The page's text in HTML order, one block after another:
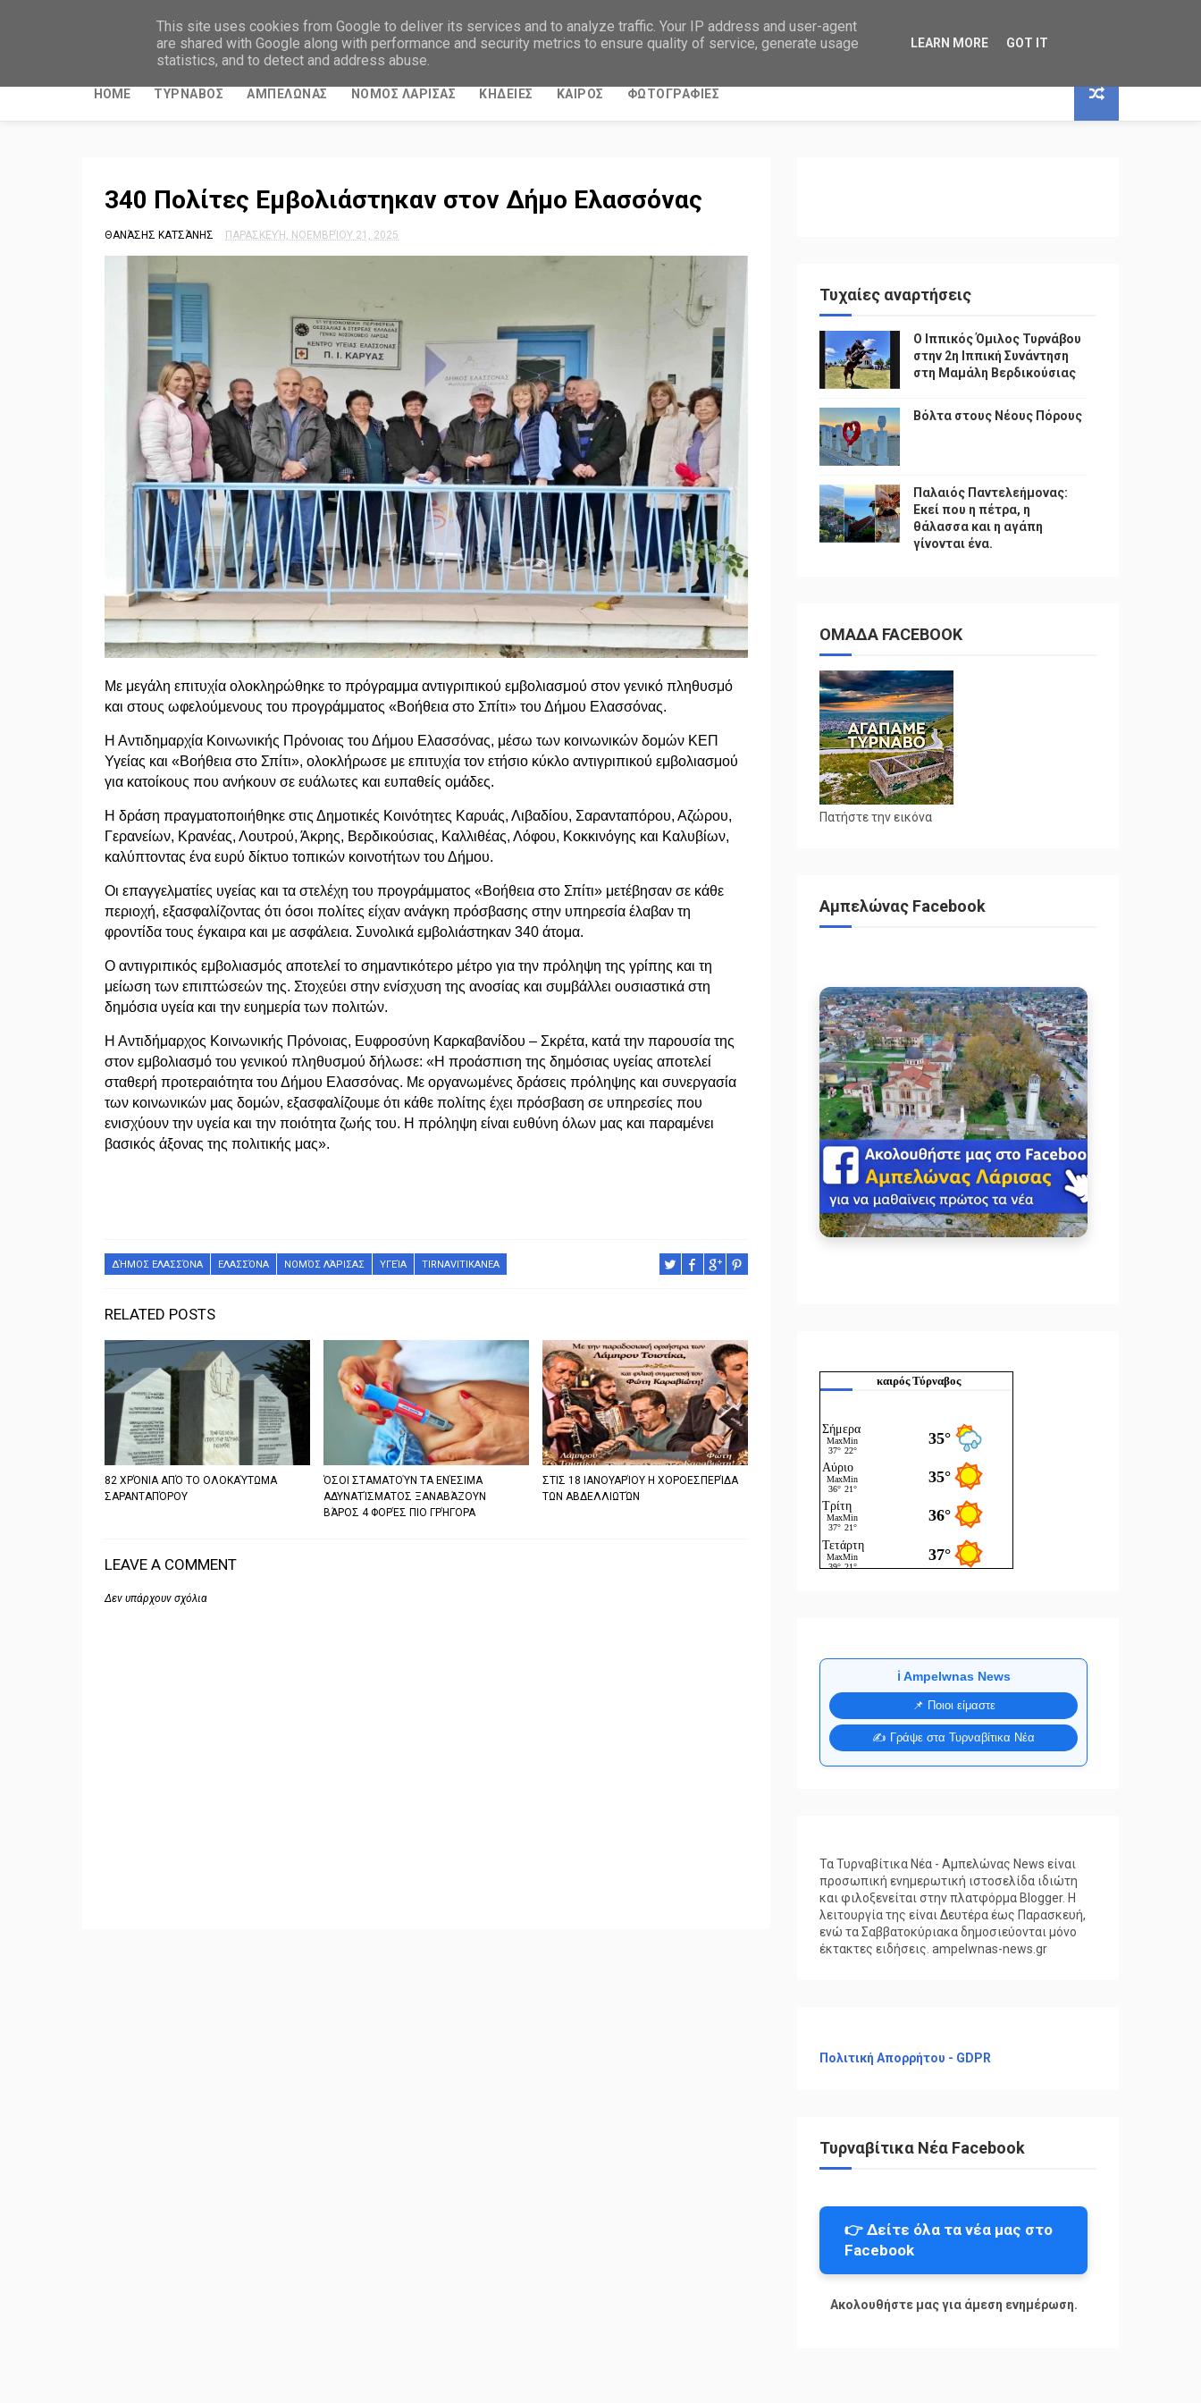
ΤΥΡΝΑΒΙΤΙΚΑ ΝΕΑ
HOME ΤΥΡΝΑΒΟΣ ΑΜΠΕΛΩΝΑΣ ΝΟΜΟΣ ΛΑΡΙΣΑΣ ΚΗΔΕΙΕΣ ΚΑΙΡΟΣ ΦΩΤΟΓΡΑΦΙΕΣ
340 Πολίτες Εμβολιάστηκαν στον Δήμο Ελασσόνας
ΘΑΝΆΣΗΣ ΚΑΤΣΆΝΗΣ ΠΑΡΑΣΚΕΥΉ, ΝΟΕΜΒΡΊΟΥ 21, 2025
Με μεγάλη επιτυχία ολοκληρώθηκε το πρόγραμμα αντιγριπικού εμβολιασμού στον γενικό πληθυσμό
και στους ωφελούμενους του προγράμματος «Βοήθεια στο Σπίτι» του Δήμου Ελασσόνας.
Η Αντιδημαρχία Κοινωνικής Πρόνοιας του Δήμου Ελασσόνας, μέσω των κοινωνικών δομών ΚΕΠ
Υγείας και «Βοήθεια στο Σπίτι», ολοκλήρωσε με επιτυχία τον ετήσιο κύκλο αντιγριπικού εμβολιασμού
για κατοίκους που ανήκουν σε ευάλωτες και ευπαθείς ομάδες.
Η δράση πραγματοποιήθηκε στις Δημοτικές Κοινότητες Καρυάς, Λιβαδίου, Σαρανταπόρου, Αζώρου,
Γερανείων, Κρανέας, Λουτρού, Άκρης, Βερδικούσιας, Καλλιθέας, Λόφου, Κοκκινόγης και Καλυβίων,
καλύπτοντας ένα ευρύ δίκτυο τοπικών κοινοτήτων του Δήμου.
Οι επαγγελματίες υγείας και τα στελέχη του προγράμματος «Βοήθεια στο Σπίτι» μετέβησαν σε κάθε
περιοχή, εξασφαλίζοντας ότι όσοι πολίτες είχαν ανάγκη πρόσβασης στην υπηρεσία έλαβαν τη
φροντίδα τους έγκαιρα και με ασφάλεια. Συνολικά εμβολιάστηκαν 340 άτομα.
Ο αντιγριπικός εμβολιασμός αποτελεί το σημαντικότερο μέτρο για την πρόληψη της γρίπης και τη
μείωση των επιπτώσεών της. Στοχεύει στην ενίσχυση της ανοσίας και συμβάλλει ουσιαστικά στη
δημόσια υγεία και την ευημερία των πολιτών.
Η Αντιδήμαρχος Κοινωνικής Πρόνοιας, Ευφροσύνη Καρκαβανίδου – Σκρέτα, κατά την παρουσία της
στον εμβολιασμό του γενικού πληθυσμού δήλωσε: «Η προάσπιση της δημόσιας υγείας αποτελεί
σταθερή προτεραιότητα του Δήμου Ελασσόνας. Με οργανωμένες δράσεις πρόληψης και συνεργασία
των κοινωνικών μας δομών, εξασφαλίζουμε ότι κάθε πολίτης έχει πρόσβαση σε υπηρεσίες που
ενισχύουν την υγεία και την ποιότητα ζωής του. Η πρόληψη είναι ευθύνη όλων μας και παραμένει
βασικός άξονας της πολιτικής μας».
ΔΉΜΟΣ ΕΛΑΣΣΌΝΑ ΕΛΑΣΣΌΝΑ ΝΟΜΌΣ ΛΆΡΙΣΑΣ ΥΓΕΊΑ TIRNAVITIKANEA
RELATED POSTS
82 ΧΡΌΝΙΑ ΑΠΌ ΤΟ ΟΛΟΚΑΎΤΩΜΑ
ΣΑΡΑΝΤΑΠΌΡΟΥ
ΌΣΟΙ ΣΤΑΜΑΤΟΎΝ ΤΑ ΕΝΈΣΙΜΑ
ΑΔΥΝΑΤΊΣΜΑΤΟΣ ΞΑΝΑΒΆΖΟΥΝ
ΒΆΡΟΣ 4 ΦΟΡΈΣ ΠΙΟ ΓΡΉΓΟΡΑ
ΣΤΙΣ 18 ΙΑΝΟΥΑΡΊΟΥ Η ΧΟΡΟΕΣΠΕΡΊΔΑ
ΤΩΝ ΑΒΔΕΛΛΙΩΤΏΝ
LEAVE A COMMENT
Δεν υπάρχουν σχόλια
Τυχαίες αναρτήσεις
Ο Ιππικός Όμιλος Τυρνάβου
στην 2η Ιππική Συνάντηση
στη Μαμάλη Βερδικούσιας
Βόλτα στους Νέους Πόρους
Παλαιός Παντελεήμονας:
Εκεί που η πέτρα, η
θάλασσα και η αγάπη
γίνονται ένα.
ΟΜΑΔΑ FACEBOOK
Πατήστε την εικόνα
Αμπελώνας Facebook
καιρός Τύρναβος
ℹ️ Ampelwnas News
📌 Ποιοι είμαστε
✍️ Γράψε στα Τυρναβίτικα Νέα
Τα Τυρναβίτικα Νέα - Αμπελώνας News είναι
προσωπική ενημερωτική ιστοσελίδα ιδιώτη
και φιλοξενείται στην πλατφόρμα Blogger. Η
λειτουργία της είναι Δευτέρα έως Παρασκευή,
ενώ τα Σαββατοκύριακα δημοσιεύονται μόνο
έκτακτες ειδήσεις. ampelwnas-news.gr
Πολιτική Απορρήτου - GDPR
Τυρναβίτικα Νέα Facebook
👉 Δείτε όλα τα νέα μας στο
Facebook
Ακολουθήστε μας για άμεση ενημέρωση.
This site uses cookies from Google to deliver its services and to analyze traffic. Your IP address and user-agent
are shared with Google along with performance and security metrics to ensure quality of service, generate usage
statistics, and to detect and address abuse.
LEARN MORE GOT IT